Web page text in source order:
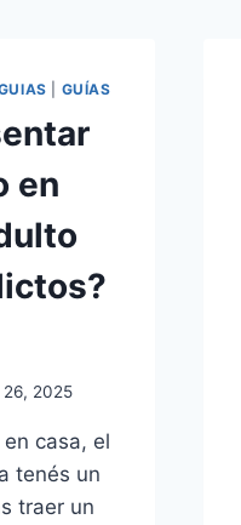
GUÍAS
en
26, 2025
casa, el
tenés un
traer un